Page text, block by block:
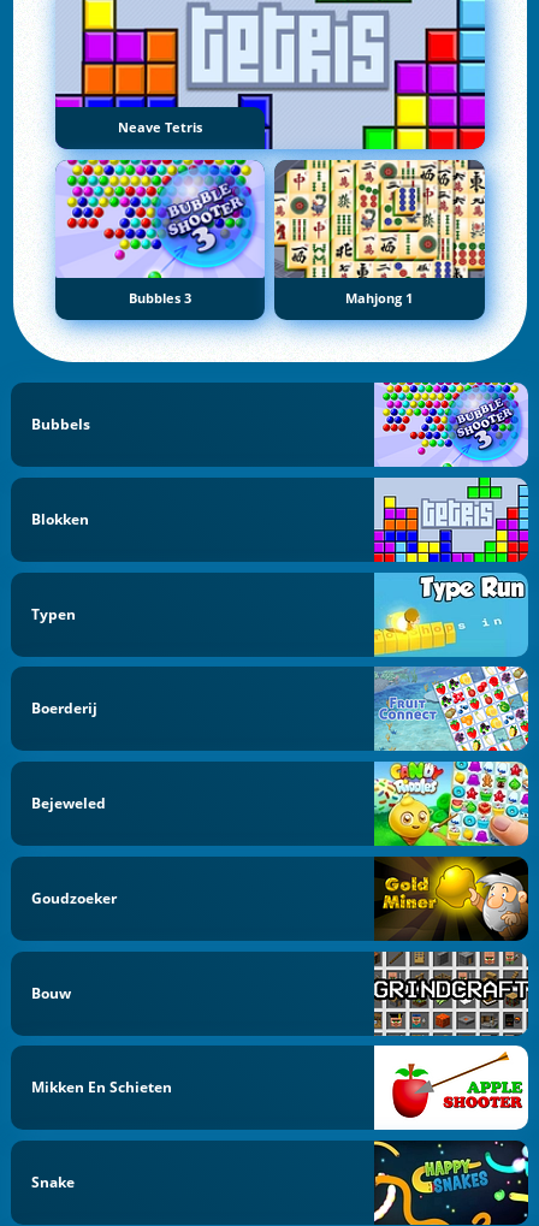
Neave Tetris
Bubbles 3 Mahjong 1
Bubbels
Blokken
Typen
Boerderij
Bejeweled
Goudzoeker
Bouw
Mikken En Schieten
Snake